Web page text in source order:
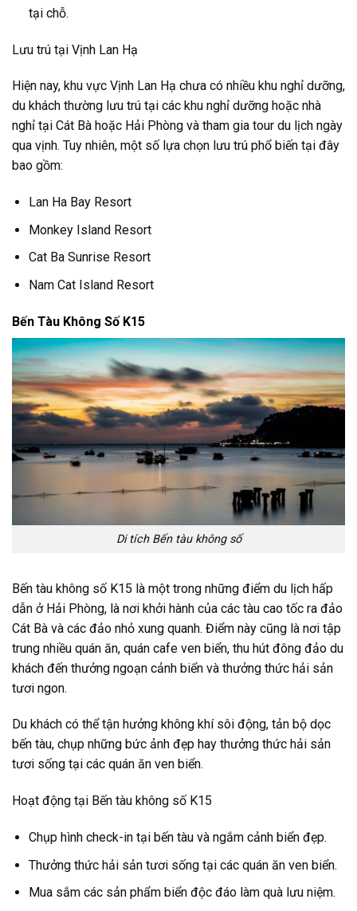
tại chỗ.
Lưu trú tại Vịnh Lan Hạ
Hiện nay, khu vực Vịnh Lan Hạ chưa có nhiều khu nghỉ dưỡng,
du khách thường lưu trú tại các khu nghỉ dưỡng hoặc nhà
nghỉ tại Cát Bà hoặc Hải Phòng và tham gia tour du lịch ngày
qua vịnh. Tuy nhiên, một số lựa chọn lưu trú phổ biến tại đây
bao gồm:
Lan Ha Bay Resort
Monkey Island Resort
Cat Ba Sunrise Resort
Nam Cat Island Resort
Bến Tàu Không Số K15
Di tích Bến tàu không số
Bến tàu không số K15 là một trong những điểm du lịch hấp
dẫn ở Hải Phòng, là nơi khởi hành của các tàu cao tốc ra đảo
Cát Bà và các đảo nhỏ xung quanh. Điểm này cũng là nơi tập
trung nhiều quán ăn, quán cafe ven biển, thu hút đông đảo du
khách đến thưởng ngoạn cảnh biển và thưởng thức hải sản
tươi ngon.
Du khách có thể tận hưởng không khí sôi động, tản bộ dọc
bến tàu, chụp những bức ảnh đẹp hay thưởng thức hải sản
tươi sống tại các quán ăn ven biển.
Hoạt động tại Bến tàu không số K15
Chụp hình check-in tại bến tàu và ngắm cảnh biển đẹp.
Thưởng thức hải sản tươi sống tại các quán ăn ven biển.
Mua sắm các sản phẩm biển độc đáo làm quà lưu niệm.